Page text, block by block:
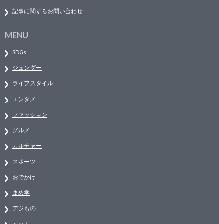
記事に関するお問い合わせ
MENU
SDGs
ジェンダー
ライフスタイル
エンタメ
ファッション
グルメ
カルチャー
スポーツ
おでかけ
まめ学
デジもの